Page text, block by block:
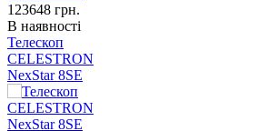
123648 грн.
В наявності
Телескоп
CELESTRON
NexStar 8SE